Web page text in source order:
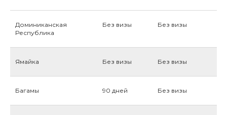
Доминиканская
Республика
Без визы Без визы
Ямайка Без визы Без визы
Багамы 90 дней Без визы